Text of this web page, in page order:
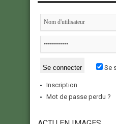
Se
Inscription
Mot de passe perdu ?